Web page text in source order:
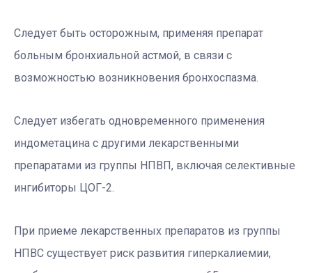
Следует быть осторожным, применяя препарат
больным бронхиальной астмой, в связи с
возможностью возникновения бронхоспазма.
Следует избегать одновременного применения
индометацина с другими лекарственными
препаратами из группы НПВП, включая селективные
ингибиторы ЦОГ-2.
При приеме лекарственных препаратов из группы
НПВС существует риск развития гиперкалиемии,